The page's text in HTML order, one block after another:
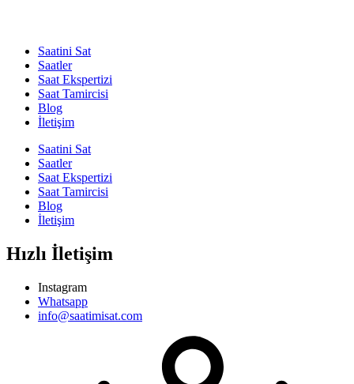
Saatini Sat
Saatler
Saat Ekspertizi
Saat Tamircisi
Blog
İletişim
Saatini Sat
Saatler
Saat Ekspertizi
Saat Tamircisi
Blog
İletişim
Hızlı İletişim
Instagram
Whatsapp
info@saatimisat.com